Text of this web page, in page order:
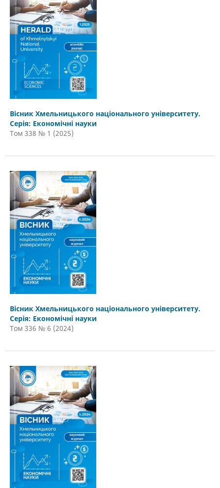
Вісник Хмельницького національного університету.
Серія: Економічні науки
Том 338 № 1 (2025)
Вісник Хмельницького національного університету.
Серія: Економічні науки
Том 336 № 6 (2024)